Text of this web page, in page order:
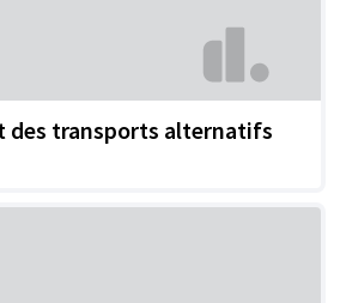
des transports alternatifs